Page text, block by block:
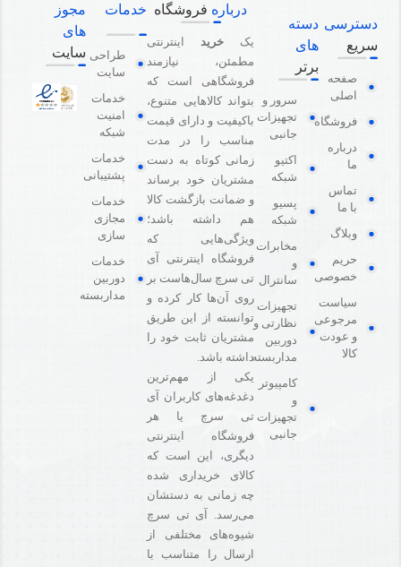
دسترسی
سریع
صفحه
اصلی
فروشگاه
درباره
ما
تماس
با ما
وبلاگ
حریم
خصوصی
سیاست
مرجوعی
و عودت
کالا
دسته
های
برتر
سرور و
تجهیزات
جانبی
اکتیو
شبکه
پسیو
شبکه
مخابرات
و
سانترال
تجهیزات
نظارتی و
دوربین
مداربسته
کامپیوتر
و
تجهیزات
جانبی
درباره فروشگاه
یک خریداینترنتی
مطمئن، نیازمند
فروشگاهی است که
بتواند کالاهایی متنوع،
باکیفیت و دارای قیمت
مناسب را در مدت
زمانی کوتاه به دست
مشتریان خود برساند
و ضمانت بازگشت کالا
هم داشته باشد؛
ویژگی‌هایی که
فروشگاه اینترنتی آی
تی سرچ سال‌هاست بر
روی آن‌ها کار کرده و
توانسته از این طریق
مشتریان ثابت خود را
داشته باشد.
یکی از مهم‌ترین
دغدغه‌های کاربران آی
تی سرچ یا هر
فروشگاه‌ اینترنتی
دیگری، این است که
کالای خریداری شده
چه زمانی به دستشان
می‌رسد. آی تی سرچ
شیوه‌های مختلفی از
ارسال را متناسب با
خدمات
طراحی
سایت
خدمات
امنیت
شبکه
خدمات
پشتیبانی
خدمات
مجازی
سازی
خدمات
دوربین
مداربسته
مجوز
های
سایت